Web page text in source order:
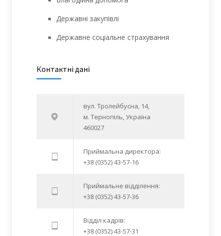
Державні закупівлі
Державне соціальне страхування
Контактні дані
вул. Тролейбусна, 14,
м. Тернопіль, Україна
460027
Приймальна директора:
+38 (0352) 43-57-16
Приймальне відділення:
+38 (0352) 43-57-36
Відділ кадрів:
+38 (0352) 43-57-31